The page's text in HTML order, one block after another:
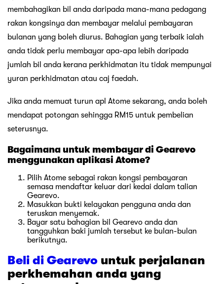
seterusnya!
Apa sahaja pengembaraan luar yang anda rancang untuk
mulakan, beli-belah di Gearevo untuk menyimpan semua
peralatan dan alatan penting yang mungkin anda perlukan
semasa dalam perjalanan. Jika anda bimbang
belanjawan bulanan anda, bekerjasama dengan Atome
untuk membeli-belah dengan mudah dan mudah. Atome
ialah jenama terkenal yang boleh anda percayai, jadi pergi
ke kedai dalam talian Gearevo dan mula membeli-belah!
ACCESSORIES GEAREVO OUTDOOR
Previous:Black Friday, Cyber Monday
Next:Ignite Your Fitness Journey with These Essential
Brands